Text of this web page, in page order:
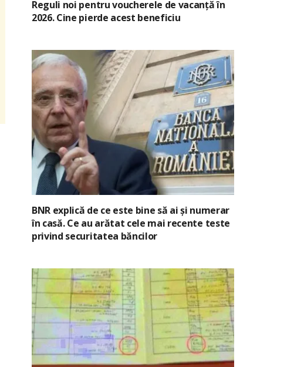
Reguli noi pentru voucherele de vacanță în
2026. Cine pierde acest beneficiu
BNR explică de ce este bine să ai și numerar
în casă. Ce au arătat cele mai recente teste
privind securitatea băncilor